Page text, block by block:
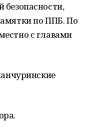
по ППБ. По
с главами